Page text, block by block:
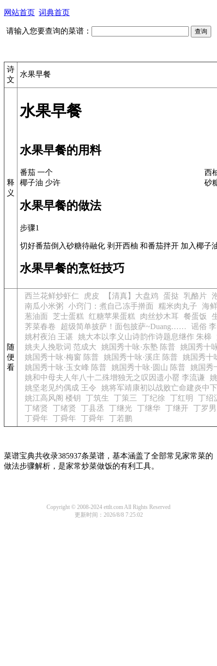
网站首页 词典首页
请输入您要查询的菜谱：
诗
文
水果早餐
释
义
水果早餐
水果早餐的用料
番茄 一个
西
椰子油 少许
砂
水果早餐的做法
步骤1
切好番茄倒入砂糖待融化 剥开西柚 和番茄拌开 加入椰子
水果早餐的烹饪技巧
随
便
看
西兰花鲜炒虾仁 虎皮 【清真】大盘鸡 蛋挞 乳酪片
南瓜小米粥
小窍门：煮自己冻手擀面 糯米肉丸子
海
葱油面
芝士蛋糕 红糖苹果蛋糕 肉丝炒木耳 餐蛋饭
荠菜春卷
超级简单披萨！面包披萨~Duang……
谣俗
姚村夜泊 王谌 姚大本以李义山诗韵作诗题息继作 朱槔
姚夫人挽歌词 范成大
姚国秀十咏·东塾 陈普
姚国秀十
姚国秀十咏·梅窗 陈普
姚国秀十咏·溪庄 陈普
姚国秀十
姚国秀十咏·玉女峰 陈普
姚国秀十咏·圆山 陈普
姚国秀
姚和中母夫人年八十二殊增独无之叹因遗小罂 李流谦
姚坚老见约偶成 王令
姚将军靖康初以战败亡命建炎中
姚江高风阁 楼钥
丁筑生 丁策三 丁纪徐 丁红明
丁绍
丁绪贤
丁绪贤 丁县丞 丁继光 丁继华 丁继开
丁罗男
丁舜年
丁舜年 丁舜年 丁若鹏
菜谱宝典共收录385937条菜谱，基本涵盖了全部常见家常菜的
做法步骤解析，是家常炒菜做饭的有利工具。
Copyright © 2008-2024 ettlt.com All Rights Reserved
更新时间：2026/8/8 7:25:02